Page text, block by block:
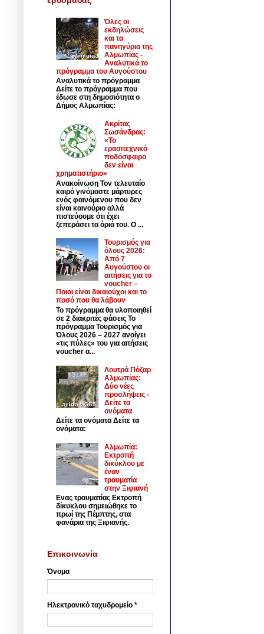
Όλες οι
εκδηλώσεις
και τα
πανηγύρια της
Αλμωπίας -
Αναλυτικά το
πρόγραμμα του Αυγούστου
Αναλυτικά το πρόγραμμα
Δείτε το πρόγραμμα που
έδωσε στη δημοσιότητα ο
Δήμος Αλμωπίας:
Ακρίτας
Σωσάνδρας:
«Το
ερασιτεχνικό
ποδόσφαιρο
δεν είναι
χρηματιστήριο»
Ανακοίνωση Τον τελευταίο
καιρό γινόμαστε μάρτυρες
ενός φαινόμενου που δεν
είναι καινούριο αλλά
πιστεύουμε ότι έχει
ξεπεράσει τα όριά του. Ο ...
Τουρισμός για
όλους 2026:
Από 7
Αυγούστου οι
αιτήσεις για το
voucher –
Ποιοι είναι δικαιούχοι και το
ποσό που θα λάβουν
Το πρόγραμμα θα υλοποιηθεί
σε 2 διακριτές φάσεις Το
πρόγραμμα Τουρισμός για
Όλους 2026 – 2027 ανοίγει
«τις πύλες» του για αιτήσεις
voucher α...
Λουτρά Πόζαρ
Αλμωπίας:
Δύο νέες
προσλήψεις -
Δείτε τα
ονόματα
Δείτε τα ονόματα Δείτε τα
ονόματα:
Αλμωπία:
Εκτροπή
δικύκλου με
έναν
τραυματία
στην Ξιφιανή
Ενας τραυματίας Εκτροπή
δίκυκλου σημειώθηκε το
πρωί της Πέμπτης, στα
φανάρια της Ξιφιανής.
Επικοινωνία
Όνομα
Ηλεκτρονικό ταχυδρομείο *